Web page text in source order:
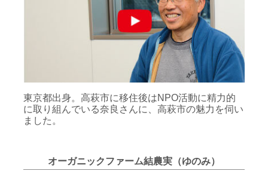
東京都出身。高萩市に移住後はNPO活動に精力的
に取り組んでいる奈良さんに、高萩市の魅力を伺い
ました。
オーガニックファーム結農実（ゆのみ）